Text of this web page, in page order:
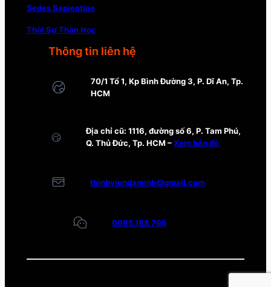
Sedes Sapientiae
Thời Sự Thần Học
Thông tin liên hệ
70/1 Tổ 1, Kp Bình Đường 3, P. Dĩ An, Tp.
HCM
Địa chỉ cũ: 1116, đường số 6, P. Tam Phú,
Q. Thủ Đức, Tp. HCM –Xem bản đồ
thinhviendaminh@gmail.com
0985 188 795